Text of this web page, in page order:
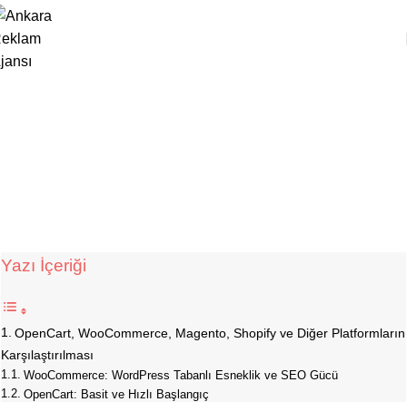
Yazı İçeriği
OpenCart, WooCommerce, Magento, Shopify ve Diğer Platformların
Karşılaştırılması
WooCommerce: WordPress Tabanlı Esneklik ve SEO Gücü
OpenCart: Basit ve Hızlı Başlangıç